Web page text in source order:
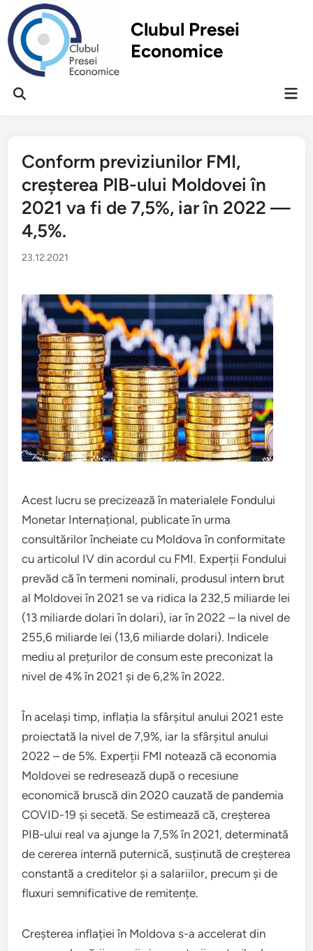
Перейти
содержимому
Clubul Presei
Economice
Открыть
Conform previziunilor FMI,
creșterea PIB-ului Moldovei în
2021 va fi de 7,5%, iar în 2022 —
4,5%.
23.12.2021
Acest lucru se precizează în materialele Fondului
Monetar Internațional, publicate în urma
consultărilor încheiate cu Moldova în conformitate
cu articolul IV din acordul cu FMI. Experții Fondului
prevăd că în termeni nominali, produsul intern brut
al Moldovei în 2021 se va ridica la 232,5 miliarde lei
(13 miliarde dolari în dolari), iar în 2022 – la nivel de
255,6 miliarde lei (13,6 miliarde dolari). Indicele
mediu al prețurilor de consum este preconizat la
nivel de 4% în 2021 și de 6,2% în 2022.
În același timp, inflația la sfârșitul anului 2021 este
proiectată la nivel de 7,9%, iar la sfârșitul anului
2022 – de 5%. Experții FMI notează că economia
Moldovei se redresează după o recesiune
economică bruscă din 2020 cauzată de pandemia
COVID-19 și secetă. Se estimează că, creșterea
PIB-ului real va ajunge la 7,5% în 2021, determinată
de cererea internă puternică, susținută de creșterea
constantă a creditelor și a salariilor, precum și de
fluxuri semnificative de remitențe.
Creșterea inflației în Moldova s-a accelerat din